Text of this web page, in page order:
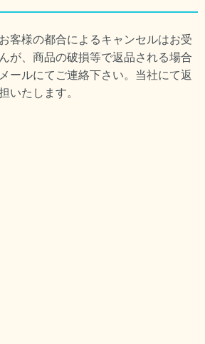
客様の都合によるキャンセルはお受
が、商品の破損等で返品される場合
ールにてご連絡下さい。当社にて返
いたします。